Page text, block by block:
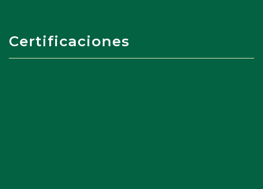
Certificaciones